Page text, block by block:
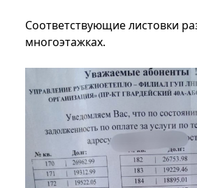
Соответствующие листовки
многоэтажках.